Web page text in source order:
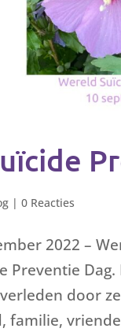
| 0 Reacties
2022 –
Preventie
door
familie,